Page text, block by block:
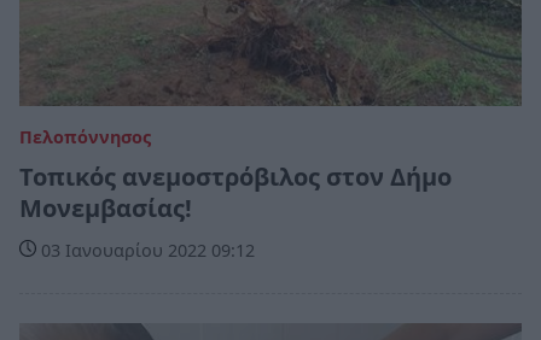
Πελοπόννησος
Τοπικός ανεμοστρόβιλος στον Δήμο
Μονεμβασίας!
03 Ιανουαρίου 2022 09:12